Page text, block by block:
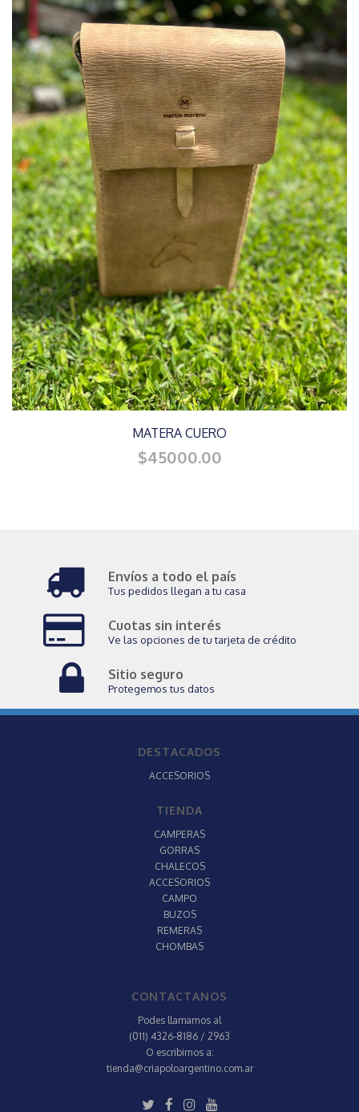
MATERA CUERO
$45000.00
Envíos a todo el país
Tus pedidos llegan a tu casa
Cuotas sin interés
Ve las opciones de tu tarjeta de crédito
Sitio seguro
Protegemos tus datos
DESTACADOS
ACCESORIOS
TIENDA
CAMPERAS
GORRAS
CHALECOS
ACCESORIOS
CAMPO
BUZOS
REMERAS
CHOMBAS
CONTACTANOS
Podes llamarnos al
(011) 4326-8186 / 2963
O escribirnos a:
tienda@criapoloargentino.com.ar